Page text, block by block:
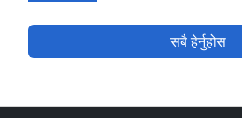
सबै हेर्नुहोस